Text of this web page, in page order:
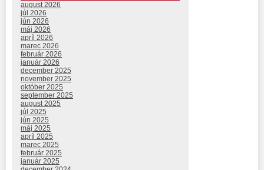
august 2026
júl 2026
jún 2026
máj 2026
apríl 2026
marec 2026
február 2026
január 2026
december 2025
november 2025
október 2025
september 2025
august 2025
júl 2025
jún 2025
máj 2025
apríl 2025
marec 2025
február 2025
január 2025